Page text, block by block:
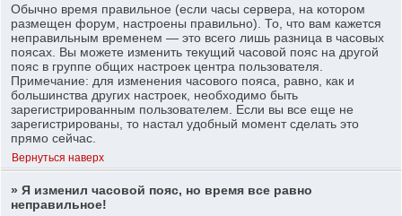
Обычно время правильное (если часы сервера, на котором
размещен форум, настроены правильно). То, что вам кажется
неправильным временем — это всего лишь разница в часовых
поясах. Вы можете изменить текущий часовой пояс на другой
пояс в группе общих настроек центра пользователя.
Примечание: для изменения часового пояса, равно, как и
большинства других настроек, необходимо быть
зарегистрированным пользователем. Если вы все еще не
зарегистрированы, то настал удобный момент сделать это
прямо сейчас.
Вернуться наверх
» Я изменил часовой пояс, но время все равно
неправильное!